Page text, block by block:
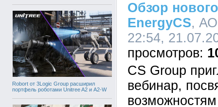
Robort от 3Logic Group расширил
портфель роботами Unitree A2 и A2-W
Обзор
EnergyCS,
22:54,
CS Group
вебинар,